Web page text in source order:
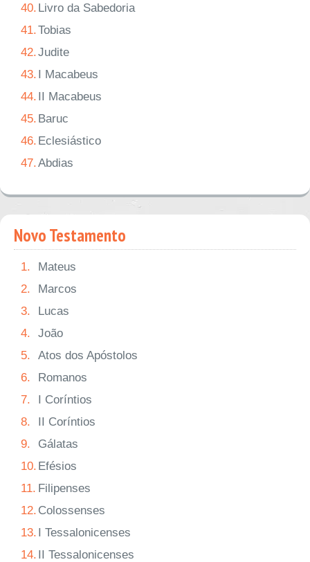
40. Livro da Sabedoria
41.Tobias
42.Judite
43. I Macabeus
44. II Macabeus
45. Baruc
46. Eclesiástico
47.Abdias
Novo Testamento
1.
Mateus
2.
Marcos
3.
Lucas
4.
João
5.
Atos dos Apóstolos
6.
Romanos
7.
I Coríntios
8.
II Coríntios
9.
Gálatas
10. Efésios
11. Filipenses
12. Colossenses
13. I Tessalonicenses
14. II Tessalonicenses